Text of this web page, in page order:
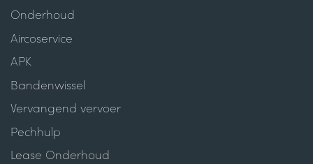
Onderhoud
Aircoservice
APK
Bandenwissel
Vervangend vervoer
Pechhulp
Lease Onderhoud